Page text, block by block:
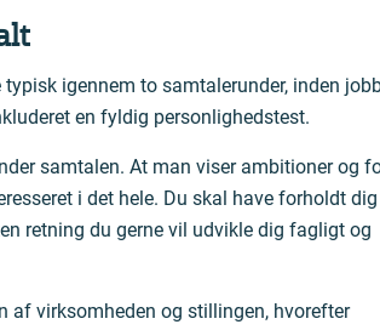
igennem to samtalerunder, inden
en fyldig personlighedstest.
samtalen. At man viser ambitioner og
i det hele. Du skal have forholdt
retning du gerne vil udvikle dig fagligt og
af virksomheden og stillingen, hvorefter